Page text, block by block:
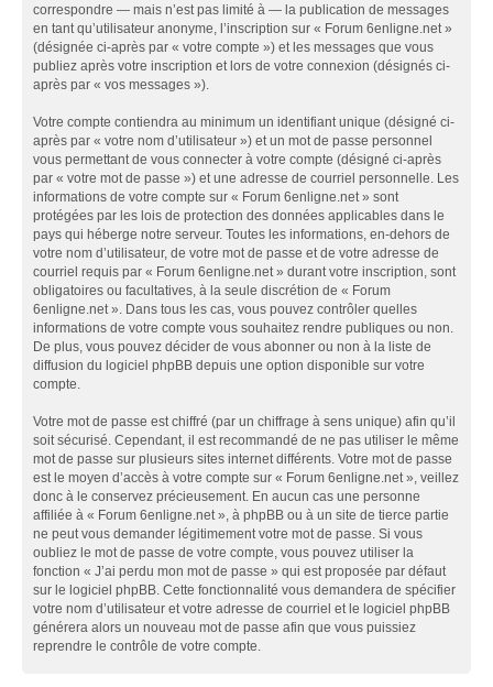
correspondre — mais n’est pas limité à — la publication de messages
en tant qu’utilisateur anonyme, l’inscription sur « Forum 6enligne.net »
(désignée ci-après par « votre compte ») et les messages que vous
publiez après votre inscription et lors de votre connexion (désignés ci-
après par « vos messages »).
Votre compte contiendra au minimum un identifiant unique (désigné ci-
après par « votre nom d’utilisateur ») et un mot de passe personnel
vous permettant de vous connecter à votre compte (désigné ci-après
par « votre mot de passe ») et une adresse de courriel personnelle. Les
informations de votre compte sur « Forum 6enligne.net » sont
protégées par les lois de protection des données applicables dans le
pays qui héberge notre serveur. Toutes les informations, en-dehors de
votre nom d’utilisateur, de votre mot de passe et de votre adresse de
courriel requis par « Forum 6enligne.net » durant votre inscription, sont
obligatoires ou facultatives, à la seule discrétion de « Forum
6enligne.net ». Dans tous les cas, vous pouvez contrôler quelles
informations de votre compte vous souhaitez rendre publiques ou non.
De plus, vous pouvez décider de vous abonner ou non à la liste de
diffusion du logiciel phpBB depuis une option disponible sur votre
compte.
Votre mot de passe est chiffré (par un chiffrage à sens unique) afin qu’il
soit sécurisé. Cependant, il est recommandé de ne pas utiliser le même
mot de passe sur plusieurs sites internet différents. Votre mot de passe
est le moyen d’accès à votre compte sur « Forum 6enligne.net », veillez
donc à le conservez précieusement. En aucun cas une personne
affiliée à « Forum 6enligne.net », à phpBB ou à un site de tierce partie
ne peut vous demander légitimement votre mot de passe. Si vous
oubliez le mot de passe de votre compte, vous pouvez utiliser la
fonction « J’ai perdu mon mot de passe » qui est proposée par défaut
sur le logiciel phpBB. Cette fonctionnalité vous demandera de spécifier
votre nom d’utilisateur et votre adresse de courriel et le logiciel phpBB
générera alors un nouveau mot de passe afin que vous puissiez
reprendre le contrôle de votre compte.